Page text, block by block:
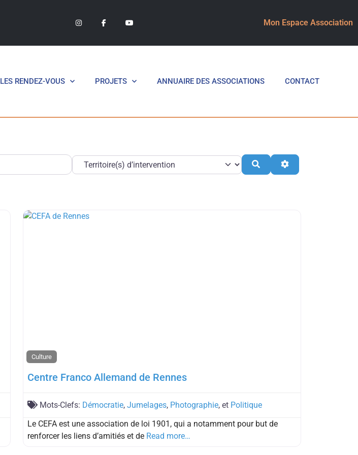
Mon Espace Association
LES RENDEZ-VOUS PROJETS ANNUAIRE DES ASSOCIATIONS CONTACT
Search Advanced Filters
Culture
Centre Franco Allemand de Rennes
Mots-Clefs: Démocratie, Jumelages, Photographie, et Politique
Le CEFA est une association de loi 1901, qui a notamment pour but de
renforcer les liens d’amitiés et de Read more…